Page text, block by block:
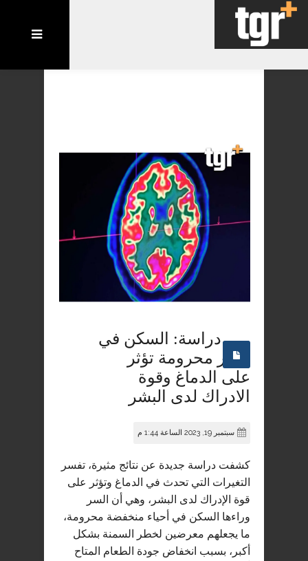
دراسة: السكن في
احيار محرومة تؤثر
على الدماغ وقوة
الادراك لدى البشر
سبتمبر 19, 2023 الساعة 1:44 م
كشفت دراسة جديدة عن نتائج مثيرة، تفسر
التغيرات التي تحدث في الدماغ وتؤثر على
قوة الإدراك لدى البشر، وهي أن السر
وراءها السكن في أحياء منخفضة ‏محرومة،
ما يجعلهم معرضين لخطر السمنة بشكل
أكبر، بسبب انخفاض جودة الطعام المتاح